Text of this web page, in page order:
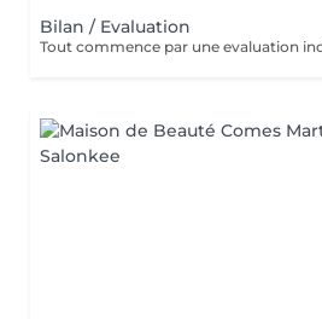
Bilan / Evaluation